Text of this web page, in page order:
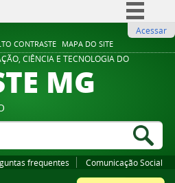
CONTRASTE MAPA DO SITE
Comunica BR
Participe
Legislação
Acessar
CIÊNCIA E TECNOLOGIA DO
MG
frequentes Comunicação Social